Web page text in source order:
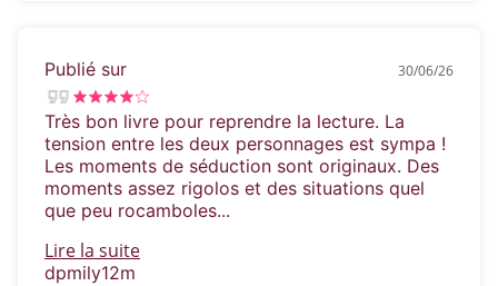
Publié sur 30/06/26
Très bon livre pour reprendre la lecture. La
tension entre les deux personnages est sympa !
Les moments de séduction sont originaux. Des
moments assez rigolos et des situations quel
que peu rocamboles...
Lire la suite
dpmily12m